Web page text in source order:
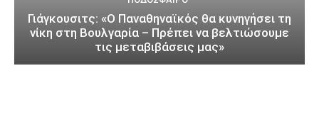
Γιάγκουσιτς: «Ο Παναθηναϊκός θα κυνηγήσει τη
νίκη στη Βουλγαρία – Πρέπει να βελτιώσουμε
τις μεταβιβάσεις μας»